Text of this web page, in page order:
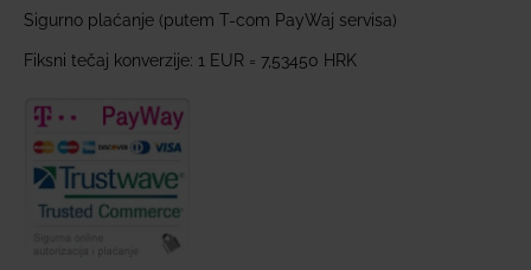
Sigurno plaćanje (putem T-com PayWaj servisa)
Fiksni tečaj konverzije: 1 EUR = 7,53450 HRK